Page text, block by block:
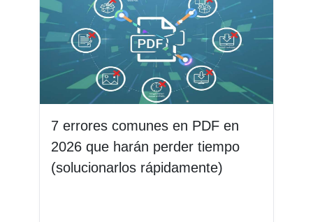
7 errores comunes en PDF en
2026 que harán perder tiempo
(solucionarlos rápidamente)